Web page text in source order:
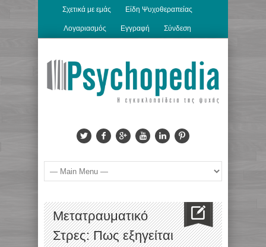
Σχετικά με εμάς Είδη Ψυχοθεραπείας
Λογαριασμός Εγγραφή Σύνδεση
Μετατραυματικό
Στρες: Πως εξηγείται